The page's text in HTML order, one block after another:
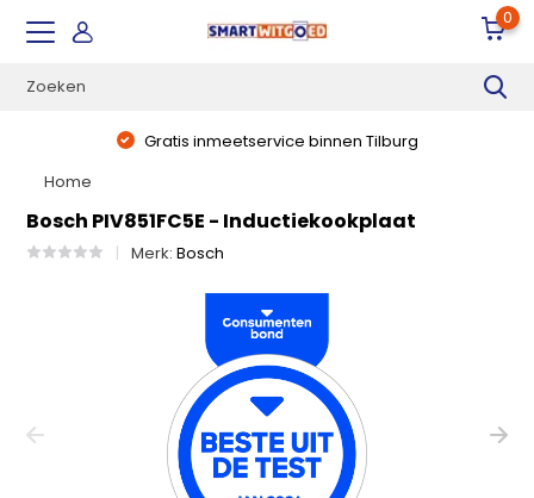
0
Gratis inmeetservice binnen Tilburg
Home
Bosch PIV851FC5E - Inductiekookplaat
Merk:Bosch